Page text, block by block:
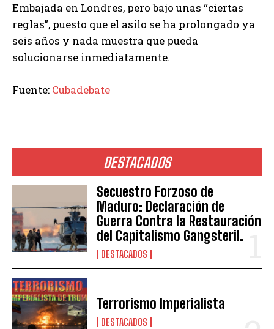
DESTACADOS
Secuestro Forzoso de
Maduro: Declaración de
Guerra Contra la Restauración
del Capitalismo Gangsteril.
DESTACADOS
Terrorismo Imperialista
DESTACADOS
Embajada en Londres, pero bajo unas “ciertas
reglas”, puesto que el asilo se ha prolongado ya
seis años y nada muestra que pueda
solucionarse inmediatamente.
Fuente: Cubadebate